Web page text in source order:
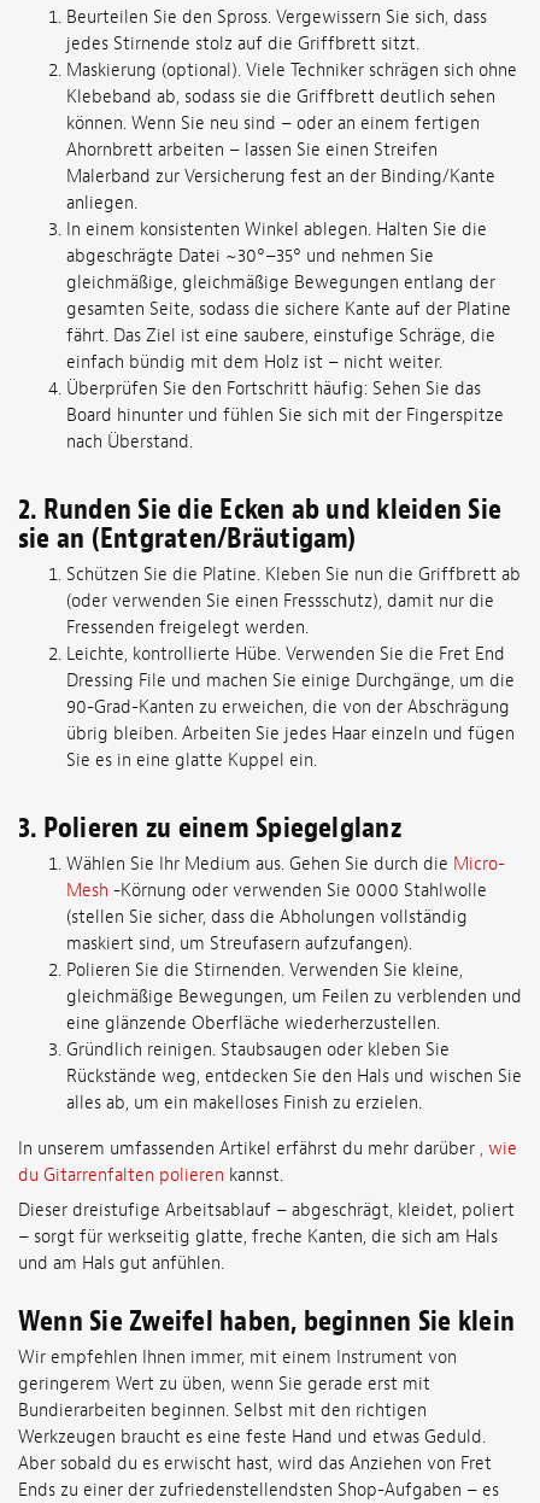
Beurteilen Sie den Spross. Vergewissern Sie sich, dass
jedes Stirnende stolz auf die Griffbrett sitzt.
Maskierung (optional). Viele Techniker schrägen sich ohne
Klebeband ab, sodass sie die Griffbrett deutlich sehen
können. Wenn Sie neu sind – oder an einem fertigen
Ahornbrett arbeiten – lassen Sie einen Streifen
Malerband zur Versicherung fest an der Binding/Kante
anliegen.
In einem konsistenten Winkel ablegen. Halten Sie die
abgeschrägte Datei ~30°–35° und nehmen Sie
gleichmäßige, gleichmäßige Bewegungen entlang der
gesamten Seite, sodass die sichere Kante auf der Platine
fährt. Das Ziel ist eine saubere, einstufige Schräge, die
einfach bündig mit dem Holz ist – nicht weiter.
Überprüfen Sie den Fortschritt häufig: Sehen Sie das
Board hinunter und fühlen Sie sich mit der Fingerspitze
nach Überstand.
2. Runden Sie die Ecken ab und kleiden Sie
sie an (Entgraten/Bräutigam)
Schützen Sie die Platine. Kleben Sie nun die Griffbrett ab
(oder verwenden Sie einen Fressschutz), damit nur die
Fressenden freigelegt werden.
Leichte, kontrollierte Hübe. Verwenden Sie die Fret End
Dressing File und machen Sie einige Durchgänge, um die
90-Grad-Kanten zu erweichen, die von der Abschrägung
übrig bleiben. Arbeiten Sie jedes Haar einzeln und fügen
Sie es in eine glatte Kuppel ein.
3. Polieren zu einem Spiegelglanz
Wählen Sie Ihr Medium aus. Gehen Sie durch die Micro-
Mesh -Körnung oder verwenden Sie 0000 Stahlwolle
(stellen Sie sicher, dass die Abholungen vollständig
maskiert sind, um Streufasern aufzufangen).
Polieren Sie die Stirnenden. Verwenden Sie kleine,
gleichmäßige Bewegungen, um Feilen zu verblenden und
eine glänzende Oberfläche wiederherzustellen.
Gründlich reinigen. Staubsaugen oder kleben Sie
Rückstände weg, entdecken Sie den Hals und wischen Sie
alles ab, um ein makelloses Finish zu erzielen.
In unserem umfassenden Artikel erfährst du mehr darüber , wie
du Gitarrenfalten polieren kannst.
Dieser dreistufige Arbeitsablauf – abgeschrägt, kleidet, poliert
– sorgt für werkseitig glatte, freche Kanten, die sich am Hals
und am Hals gut anfühlen.
Wenn Sie Zweifel haben, beginnen Sie klein
Wir empfehlen Ihnen immer, mit einem Instrument von
geringerem Wert zu üben, wenn Sie gerade erst mit
Bundierarbeiten beginnen. Selbst mit den richtigen
Werkzeugen braucht es eine feste Hand und etwas Geduld.
Aber sobald du es erwischt hast, wird das Anziehen von Fret
Ends zu einer der zufriedenstellendsten Shop-Aufgaben – es